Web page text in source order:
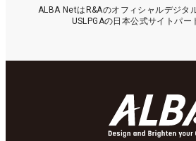
ALBA NetはR&Aのオフィシャルデジタ
USLPGAの日本公式サイトパー